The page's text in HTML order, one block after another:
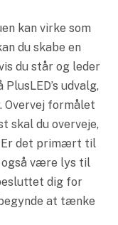
kan virke som
du skabe en
du står og leder
udvalg,
formålet
skal du overveje,
Er det primært til
også være lys til
dig for
at tænke